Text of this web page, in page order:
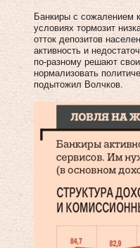
Банкиры с сожалением
условиях тормозит
отток депозитов
активность и
по‑разному решают
нормализовать
подытожил Волчков.